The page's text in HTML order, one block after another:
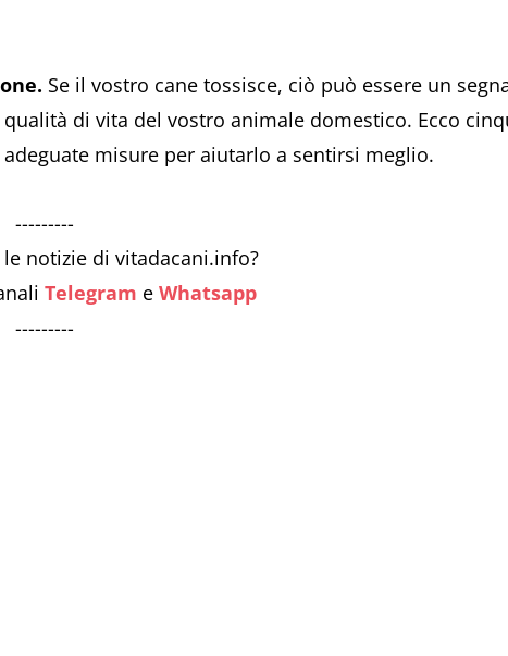
Se il vostro cane tossisce, ciò può essere un
di vita del vostro animale domestico. Ecco
misure per aiutarlo a sentirsi meglio.
---------
notizie di vitadacani.info?
Telegram e Whatsapp
---------